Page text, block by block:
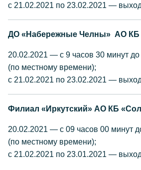
с 21.02.2021 по 23.02.2021 —
ДО «Набережные Челны» АО КБ
20.02.2021 — с 9 часов 30 минут
(по местному времени);
с 21.02.2021 по 23.02.2021 —
Филиал «Иркутский» АО КБ
20.02.2021 — с 09 часов 00 минут
(по местному времени);
с 21.02.2021 по 23.01.2021 —